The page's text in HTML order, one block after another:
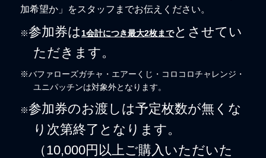
加希望か」をスタッフまでお伝えください。
※参加券は 1会計につき最大2枚までとさせてい
ただきます。
※バファローズガチャ・エアーくじ・コロコロチャレンジ・
ユニパッチンは対象外となります。
※参加券のお渡しは予定枚数が無くな
り次第終了となります。
（10,000円以上ご購入いただいた